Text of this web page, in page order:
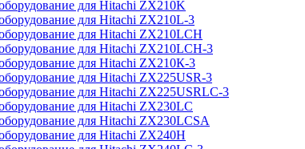
для Hitachi ZX210K
для Hitachi ZX210L-3
для Hitachi ZX210LCH
для Hitachi ZX210LCH-3
для Hitachi ZX210К-3
для Hitachi ZX225USR-3
для Hitachi ZX225USRLC-3
для Hitachi ZX230LC
для Hitachi ZX230LCSA
для Hitachi ZX240H